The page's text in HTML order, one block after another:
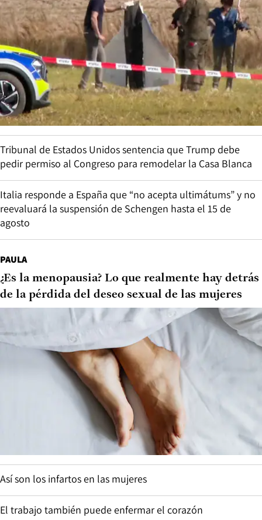
Tribunal de Estados Unidos sentencia que Trump debe
pedir permiso al Congreso para remodelar la Casa Blanca
Italia responde a España que “no acepta ultimátums” y no
reevaluará la suspensión de Schengen hasta el 15 de
agosto
PAULA
¿Es la menopausia? Lo que realmente hay detrás
de la pérdida del deseo sexual de las mujeres
Así son los infartos en las mujeres
El trabajo también puede enfermar el corazón